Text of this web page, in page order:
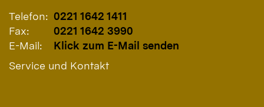
Telefon: 0221 1642 1411
Fax:
0221 1642 3990
E-Mail:
Klick zum E-Mail senden
Service und Kontakt